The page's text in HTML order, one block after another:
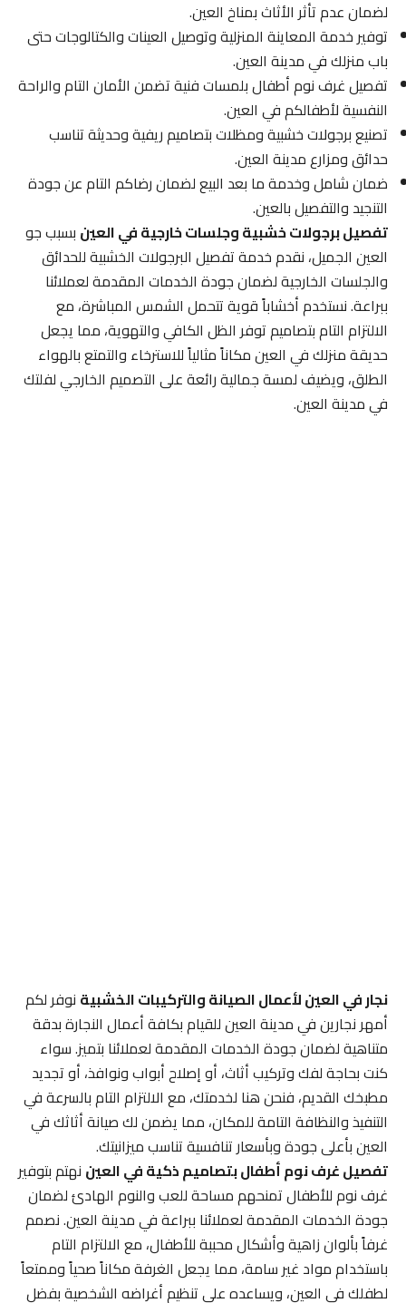
لضمان عدم تأثر الأثاث بمناخ العين.
توفير خدمة المعاينة المنزلية وتوصيل العينات والكتالوجات حتى
باب منزلك في مدينة العين.
تفصيل غرف نوم أطفال بلمسات فنية تضمن الأمان التام والراحة
النفسية لأطفالكم في العين.
تصنيع برجولات خشبية ومظلات بتصاميم ريفية وحديثة تناسب
حدائق ومزارع مدينة العين.
ضمان شامل وخدمة ما بعد البيع لضمان رضاكم التام عن جودة
التنجيد والتفصيل بالعين.
تفصيل برجولات خشبية وجلسات خارجية في العينبسبب جو
العين الجميل، نقدم خدمة تفصيل البرجولات الخشبية للحدائق
والجلسات الخارجية لضمان جودة الخدمات المقدمة لعملائنا
ببراعة. نستخدم أخشاباً قوية تتحمل الشمس المباشرة، مع
الالتزام التام بتصاميم توفر الظل الكافي والتهوية، مما يجعل
حديقة منزلك في العين مكاناً مثالياً للاسترخاء والتمتع بالهواء
الطلق، ويضيف لمسة جمالية رائعة على التصميم الخارجي لفلتك
في مدينة العين.
نجار في العين لأعمال الصيانة والتركيبات الخشبيةنوفر لكم
أمهر نجارين في مدينة العين للقيام بكافة أعمال النجارة بدقة
متناهية لضمان جودة الخدمات المقدمة لعملائنا بتميز. سواء
كنت بحاجة لفك وتركيب أثاث، أو إصلاح أبواب ونوافذ، أو تجديد
مطبخك القديم، فنحن هنا لخدمتك، مع الالتزام التام بالسرعة في
التنفيذ والنظافة التامة للمكان، مما يضمن لك صيانة أثاثك في
العين بأعلى جودة وبأسعار تنافسية تناسب ميزانيتك.
تفصيل غرف نوم أطفال بتصاميم ذكية في العيننهتم بتوفير
غرف نوم للأطفال تمنحهم مساحة للعب والنوم الهادئ لضمان
جودة الخدمات المقدمة لعملائنا ببراعة في مدينة العين. نصمم
غرفاً بألوان زاهية وأشكال محببة للأطفال، مع الالتزام التام
باستخدام مواد غير سامة، مما يجعل الغرفة مكاناً صحياً وممتعاً
لطفلك في العين، ويساعده على تنظيم أغراضه الشخصية بفضل